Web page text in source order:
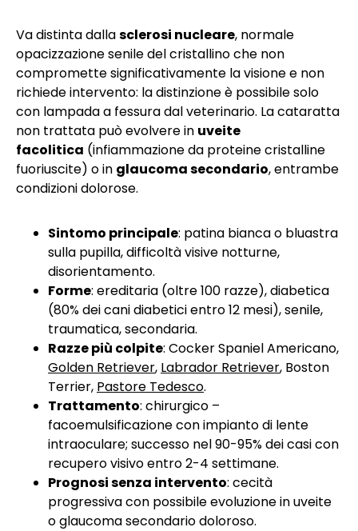
Va distinta dallasclerosi nucleare, normale
opacizzazione senile del cristallino che non
compromette significativamente la visione e non
richiede intervento: la distinzione è possibile solo
con lampada a fessura dal veterinario. La cataratta
non trattata può evolvere in uveite
facolitica (infiammazione da proteine cristalline
fuoriuscite) o in glaucoma secondario, entrambe
condizioni dolorose.
Sintomo principale: patina bianca o bluastra
sulla pupilla, difficoltà visive notturne,
disorientamento.
Forme: ereditaria (oltre 100 razze), diabetica
(80% dei cani diabetici entro 12 mesi), senile,
traumatica, secondaria.
Razze più colpite: Cocker Spaniel Americano,
Golden Retriever, Labrador Retriever, Boston
Terrier, Pastore Tedesco.
Trattamento: chirurgico –
facoemulsificazione con impianto di lente
intraoculare; successo nel 90-95% dei casi con
recupero visivo entro 2-4 settimane.
Prognosi senza intervento: cecità
progressiva con possibile evoluzione in uveite
o glaucoma secondario doloroso.